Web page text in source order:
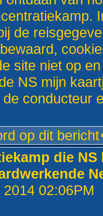
de
site niet op
NS mijn
conducteur
op dit bericht
die NS
02:06PM